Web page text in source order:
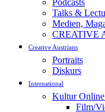
Talks &
Medien,
CREATIVE
Creative Austrians
Portraits
Diskurs
International
Kultur
Film/